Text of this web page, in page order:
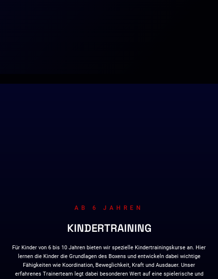
AB 6 JAHREN
KINDERTRAINING
Für Kinder von 6 bis 10 Jahren bieten wir spezielle Kindertrainingskurse an. Hier
lernen die Kinder die Grundlagen des Boxens und entwickeln dabei wichtige
Fähigkeiten wie Koordination, Beweglichkeit, Kraft und Ausdauer. Unser
erfahrenes Trainerteam legt dabei besonderen Wert auf eine spielerische und